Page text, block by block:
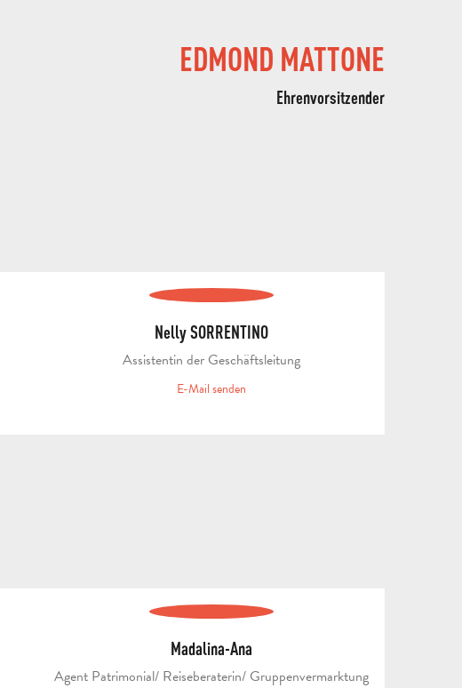
AKTIVITÄTEN
BEREICH FÜR GRUPPEN
EDMOND MATTONE
Ehrenvorsitzender
Nelly SORRENTINO
Assistentin der Geschäftsleitung
E-Mail senden
Madalina-Ana
Agent Patrimonial/ Reiseberaterin/ Gruppenvermarktung